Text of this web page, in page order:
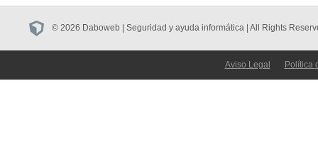
© 2026 Daboweb | Seguridad y ayuda informática | All Rights
Aviso Legal Política